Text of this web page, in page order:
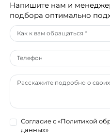
Напишите нам и
подбора оптимально
Согласие с«Политикой
данных»